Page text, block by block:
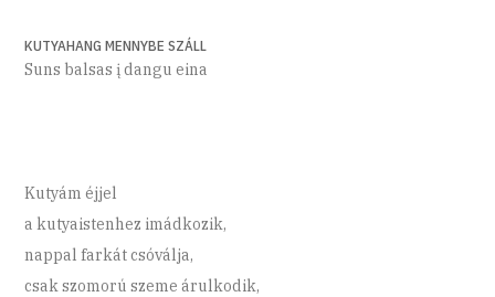
KUTYAHANG MENNYBE SZÁLL
Suns balsas į dangu eina
Kutyám éjjel
a kutyaistenhez imádkozik,
nappal farkát csóválja,
csak szomorú szeme árulkodik,